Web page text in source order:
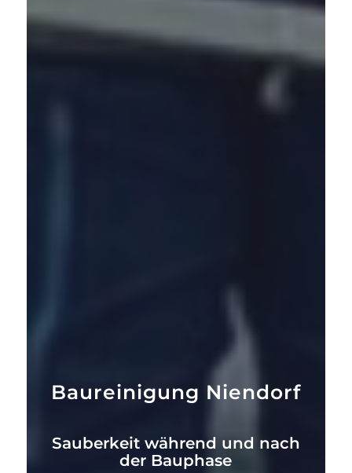
Baureinigung Niendorf
Sauberkeit während und nach
der Bauphase